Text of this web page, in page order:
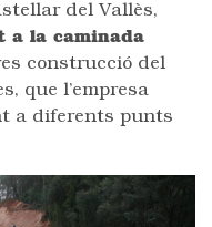
del Vallès,
a la caminada
construcció del
que l’empresa
a diferents punts